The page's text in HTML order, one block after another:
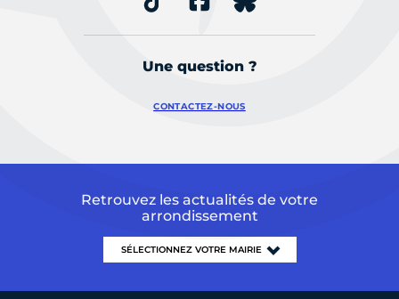
Une question ?
CONTACTEZ-NOUS
Retrouvez les actualités de votre
arrondissement